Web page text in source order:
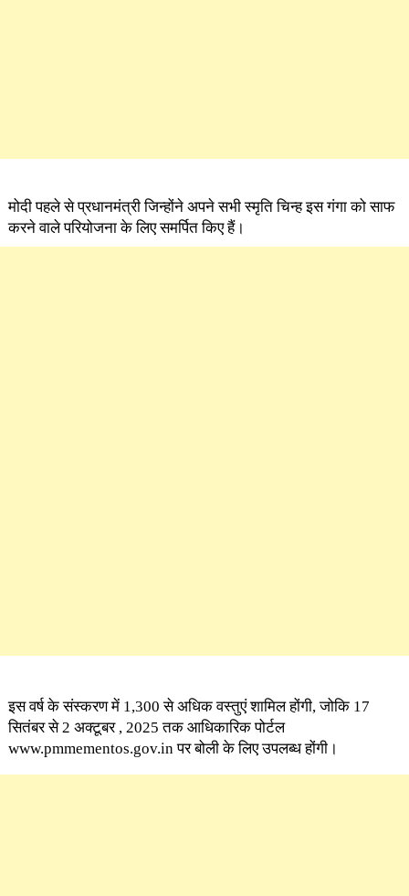
मोदी पहले से प्रधानमंत्री जिन्होंने अपने सभी स्मृति चिन्ह इस गंगा को साफ
करने वाले परियोजना के लिए समर्पित किए हैं।
इस वर्ष के संस्करण में 1,300 से अधिक वस्तुएं शामिल होंगी, जोकि 17
सितंबर से 2 अक्टूबर , 2025 तक आधिकारिक पोर्टल
www.pmmementos.gov.in पर बोली के लिए उपलब्ध होंगी।